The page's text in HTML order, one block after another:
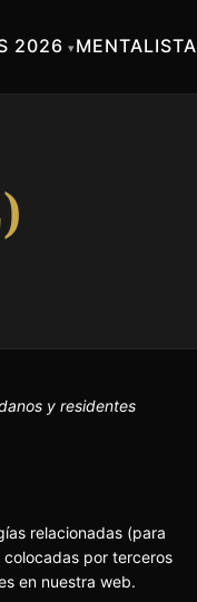
2026 MENTALISTA
y residentes
relacionadas (para
por terceros
en nuestra web.